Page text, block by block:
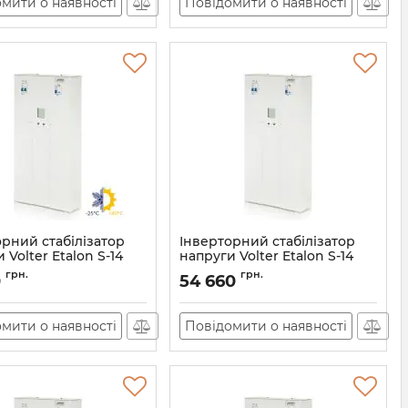
стабілізатор
Volter Etalon S-14
грн.
о наявності
Інверторний стабілізатор
напруги Volter Etalon S-14
Артикул: 11188
54 660 грн.
Повідомити о наявності